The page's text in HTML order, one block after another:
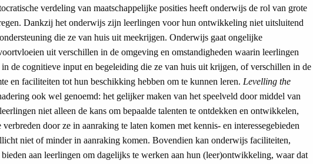
verdeling van maatschappelijke posities heeft onderwijs de rol van grote
Dankzij het onderwijs zijn leerlingen voor hun ontwikkeling niet uitsluitend
die ze van huis uit meekrijgen. Onderwijs gaat ongelijke
uit verschillen in de omgeving en omstandigheden waarin leerlingen
de cognitieve input en begeleiding die ze van huis uit krijgen, of verschillen in de
en faciliteiten tot hun beschikking hebben om te kunnen leren. Levelling the
ook wel genoemd: het gelijker maken van het speelveld door middel van
niet alleen de kans om bepaalde talenten te ontdekken en ontwikkelen,
door ze in aanraking te laten komen met kennis- en interessegebieden
niet of minder in aanraking komen. Bovendien kan onderwijs faciliteiten,
aan leerlingen om dagelijks te werken aan hun (leer)ontwikkeling, waar dat